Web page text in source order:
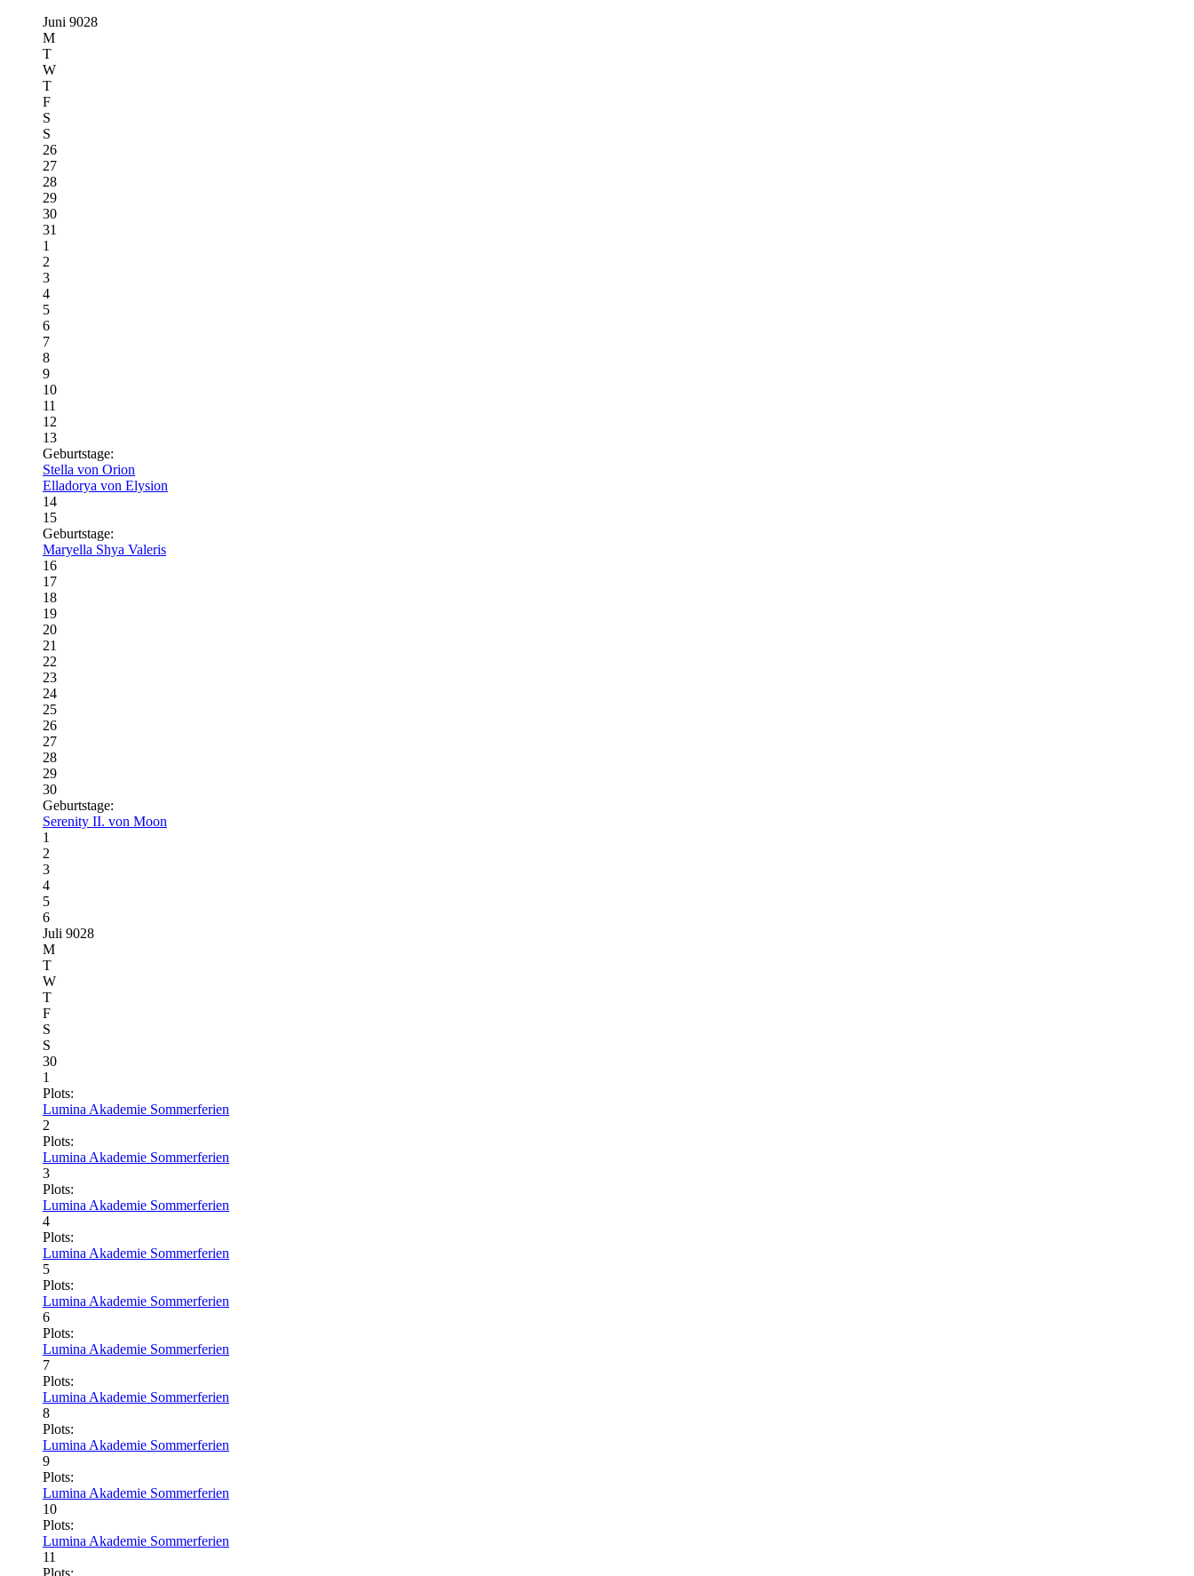
Juni 9028
M
T
W
T
F
S
S
26
27
28
29
30
31
1
2
3
4
5
6
7
8
9
10
11
12
13
Geburtstage:
Stella von Orion
Elladorya von Elysion
14
15
Geburtstage:
Maryella Shya Valeris
16
17
18
19
20
21
22
23
24
25
26
27
28
29
30
Geburtstage:
Serenity II. von Moon
1
2
3
4
5
6
Juli 9028
M
T
W
T
F
S
S
30
1
Plots:
Lumina Akademie Sommerferien
2
Plots:
Lumina Akademie Sommerferien
3
Plots:
Lumina Akademie Sommerferien
4
Plots:
Lumina Akademie Sommerferien
5
Plots:
Lumina Akademie Sommerferien
6
Plots:
Lumina Akademie Sommerferien
7
Plots:
Lumina Akademie Sommerferien
8
Plots:
Lumina Akademie Sommerferien
9
Plots:
Lumina Akademie Sommerferien
10
Plots:
Lumina Akademie Sommerferien
11
Plots: